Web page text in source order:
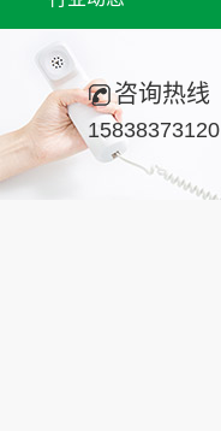
咨询热线
15838373120